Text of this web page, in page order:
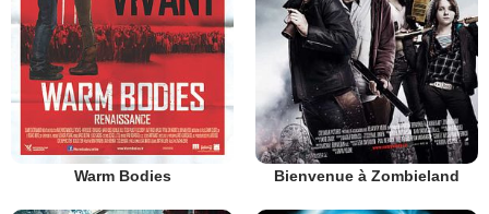
Warm Bodies Bienvenue à Zombieland